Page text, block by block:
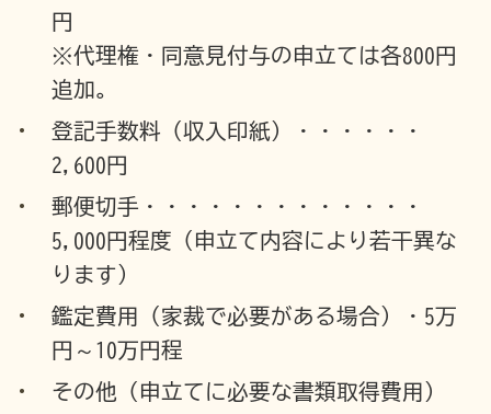
円
※代理権・同意見付与の申立ては各800円
追加。
登記手数料（収入印紙）・・・・・・
2,600円
郵便切手・・・・・・・・・・・・・
5,000円程度（申立て内容により若干異な
ります）
鑑定費用（家裁で必要がある場合）・5万
円～10万円程
その他（申立てに必要な書類取得費用）